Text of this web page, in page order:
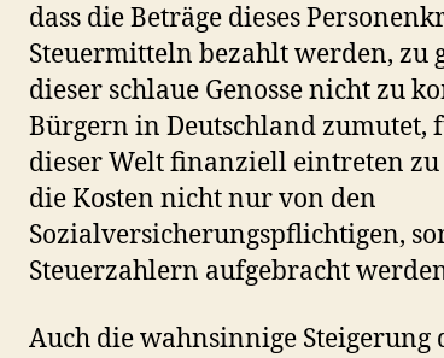
dass die Beträge dieses
Steuermitteln bezahlt werden, zu
dieser schlaue Genosse nicht zu
Bürgern in Deutschland zumutet,
dieser Welt finanziell eintreten
die Kosten nicht nur von den
Sozialversicherungspflichtigen,
Steuerzahlern aufgebracht
Auch die wahnsinnige Steigerung